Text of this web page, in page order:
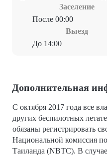
Заселение
После 00:00
Выезд
До 14:00
Дополнительная
С октября 2017 года все владельцы квадрокоптеров и
других беспилотных
обязаны регистрировать
Национальной комиссия
Таиланда (NBTC). В